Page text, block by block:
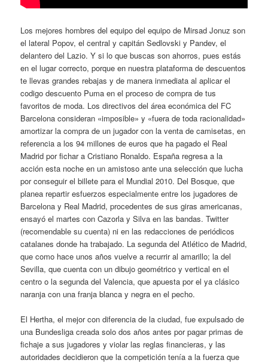
Los mejores hombres del equipo del equipo de Mirsad Jonuz son
el lateral Popov, el central y capitán Sedlovski y Pandev, el
delantero del Lazio. Y si lo que buscas son ahorros, pues estás
en el lugar correcto, porque en nuestra plataforma de descuentos
te llevas grandes rebajas y de manera inmediata al aplicar el
codigo descuento Puma en el proceso de compra de tus
favoritos de moda. Los directivos del área económica del FC
Barcelona consideran «imposible» y «fuera de toda racionalidad»
amortizar la compra de un jugador con la venta de camisetas, en
referencia a los 94 millones de euros que ha pagado el Real
Madrid por fichar a Cristiano Ronaldo. España regresa a la
acción esta noche en un amistoso ante una selección que lucha
por conseguir el billete para el Mundial 2010. Del Bosque, que
planea repartir esfuerzos especialmente entre los jugadores de
Barcelona y Real Madrid, procedentes de sus giras americanas,
ensayó el martes con Cazorla y Silva en las bandas. Twitter
(recomendable su cuenta) ni en las redacciones de periódicos
catalanes donde ha trabajado. La segunda del Atlético de Madrid,
que como hace unos años vuelve a recurrir al amarillo; la del
Sevilla, que cuenta con un dibujo geométrico y vertical en el
centro o la segunda del Valencia, que apuesta por el ya clásico
naranja con una franja blanca y negra en el pecho.
El Hertha, el mejor con diferencia de la ciudad, fue expulsado de
una Bundesliga creada solo dos años antes por pagar primas de
fichaje a sus jugadores y violar las reglas financieras, y las
autoridades decidieron que la competición tenía a la fuerza que